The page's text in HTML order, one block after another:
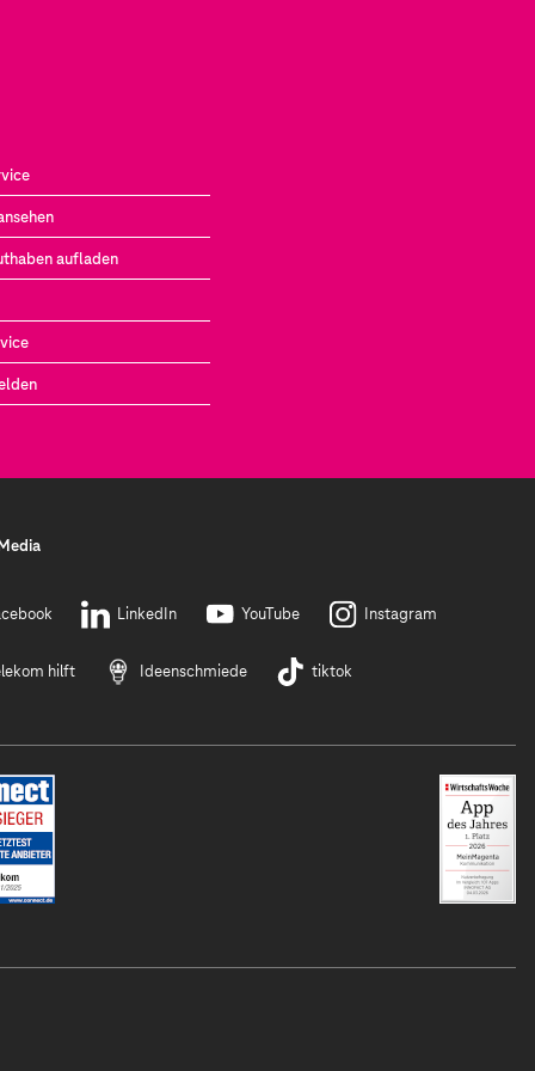
aufladen
LinkedIn YouTube Instagram
hilft Ideenschmiede tiktok